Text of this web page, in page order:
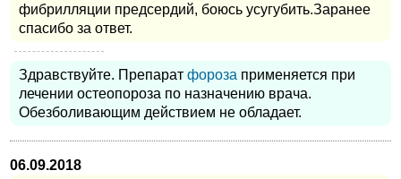
фибрилляции предсердий, боюсь усугубить.Заранее
спасибо за ответ.
Здравствуйте. Препарат фороза применяется при
лечении остеопороза по назначению врача.
Обезболивающим действием не обладает.
06.09.2018